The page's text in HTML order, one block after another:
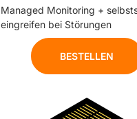
Managed Monitoring +
eingreifen bei Störungen
BESTELLEN